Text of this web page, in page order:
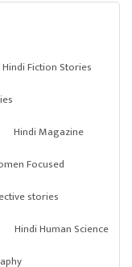
Hindi Fiction Stories
Hindi Magazine
Focused
stories
Hindi Human Science